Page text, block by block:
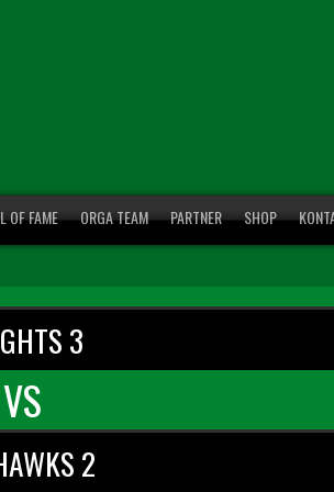
OF FAME ORGA TEAM PARTNER SHOP
3
VS
2